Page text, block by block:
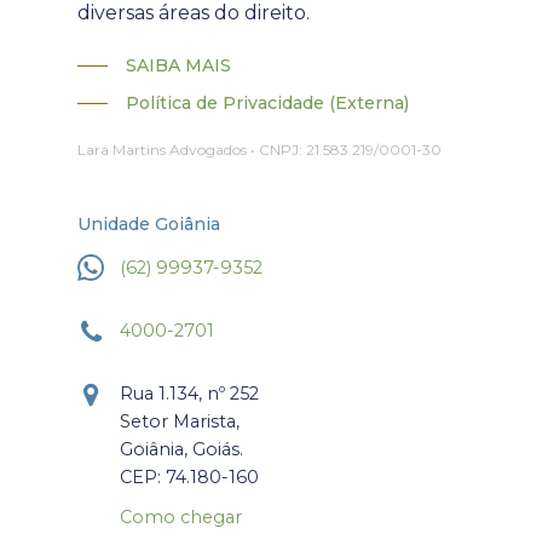
diversas áreas do direito.
SAIBA MAIS
Política de Privacidade (Externa)
Lara Martins Advogados • CNPJ: 21.583.219/0001-30
Unidade Goiânia
(62) 99937-9352
4000-2701
Rua 1.134, nº 252
Setor Marista,
Goiânia, Goiás.
CEP: 74.180-160
Como chegar